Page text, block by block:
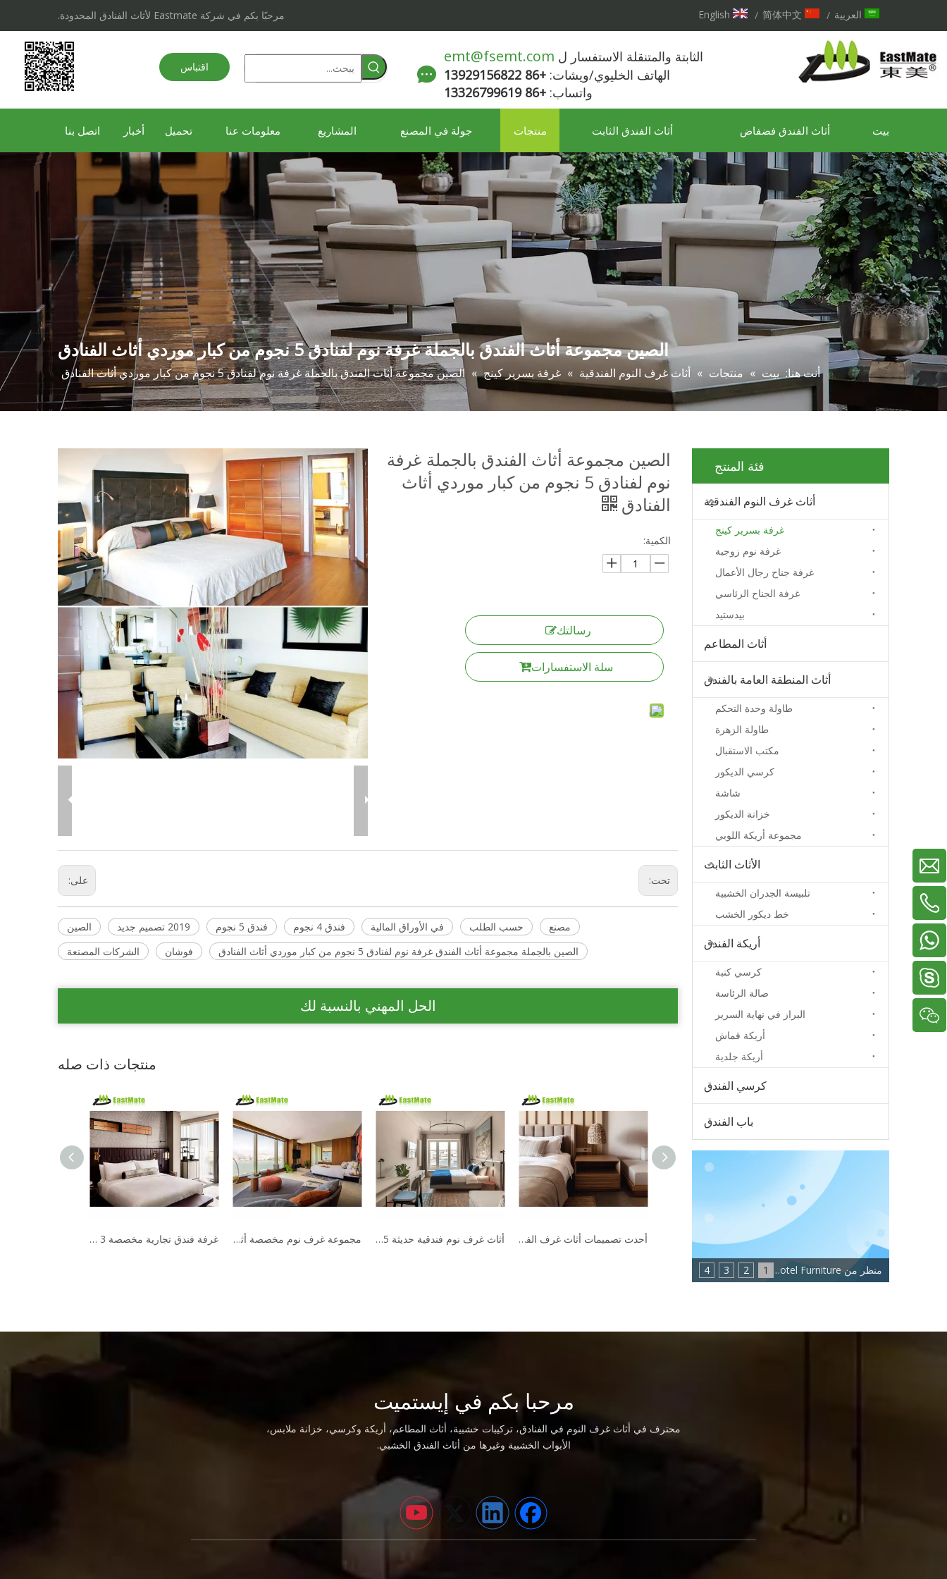
مرحبًا بكم في شركة Eastmate لأثاث الفنادق المحدودة. العربية /
简体中文
/
English
الثابتة والمتنقلة الاستفسار ل emt@fsemt.com
الهاتف الخليوي/ويشات: +86 13929156822
واتساب: +86 13326799619
اقتباس
بيت أثاث الفندق فضفاض أثاث الفندق الثابت منتجات جولة في المصنع المشاريع معلومات عنا تحميل أخبار اتصل بنا
الصين مجموعة أثاث الفندق بالجملة غرفة نوم لفنادق 5 نجوم من كبار موردي أثاث الفنادق
أنت هنا: بيت » منتجات » أثاث غرف النوم الفندقية » غرفة بسرير كينج » الصين مجموعة أثاث الفندق بالجملة غرفة نوم لفنادق 5 نجوم من كبار موردي أثاث الفنادق
الصين مجموعة أثاث الفندق بالجملة غرفة
نوم لفنادق 5 نجوم من كبار موردي أثاث
الفنادق
الكمية:
رسالتك
سلة الاستفسارات
على: تحت:
الصين 2019 تصميم جديد فندق 5 نجوم فندق 4 نجوم في الأوراق المالية حسب الطلب
مصنع
الشركات المصنعة
فوشان الصين بالجملة مجموعة أثاث الفندق غرفة نوم لفنادق 5 نجوم من كبار موردي أثاث الفنادق
الحل المهني بالنسبة لك
منتجات ذات صله
مجموعة غرف نوم مخصصة أثاث الفندق أثاث غرفة من الخشب الصلب الحديث أثاث غرف نوم فندقية حديثة 5 نجوم عالي الجودة أحدث تصميمات أثاث غرف الفنادق الفاخرة لخزانة ملابس غرف النوم شقة سرير حديثة فاخرة تستخدم مجموعة أثاث غرف النوم بالفندق
فئة المنتج
أثاث غرف النوم الفندقية
غرفة بسرير كينج
غرفة نوم زوجية
غرفة جناح رجال الأعمال
غرفة الجناح الرئاسي
بيدستيد
أثاث المطاعم
أثاث المنطقة العامة بالفندق
طاولة وحدة التحكم
طاولة الزهرة
مكتب الاستقبال
كرسي الديكور
شاشة
خزانة الديكور
مجموعة أريكة اللوبي
الأثاث الثابت
تلبيسة الجدران الخشبية
خط ديكور الخشب
أريكة الفندق
كرسي كنبة
صالة الرئاسة
البراز في نهاية السرير
أريكة قماش
أريكة جلدية
كرسي الفندق
باب الفندق
1
2
3
4 منظر من Eastmate Hotel Furniture: اتجاه جديد لصناعة أثاث الفنادق
مرحبا بكم في إيستميت
محترف في أثاث غرف النوم في الفنادق، تركيبات خشبية، أثاث المطاعم، أريكة وكرسي، خزانة ملابس،
الأبواب الخشبية وغيرها من أثاث الفندق الخشبي.